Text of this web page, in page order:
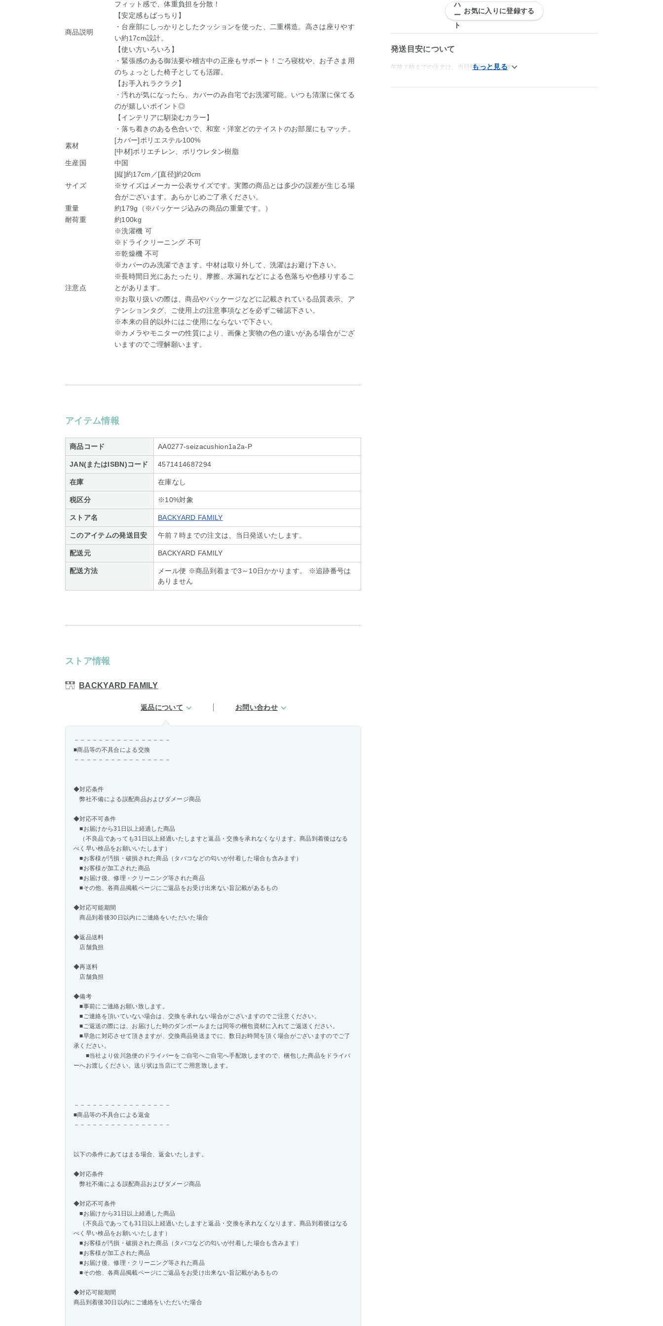
商品説明
フィット感で、体重負担を分散！
【安定感もばっちり】
・台座部にしっかりとしたクッションを使った、二重構造。高さは座りやす
い約17cm設計。
【使い方いろいろ】
・緊張感のある御法要や稽古中の正座もサポート！ごろ寝枕や、お子さま用
のちょっとした椅子としても活躍。
【お手入れラクラク】
・汚れが気になったら、カバーのみ自宅でお洗濯可能。いつも清潔に保てる
のが嬉しいポイント◎
【インテリアに馴染むカラー】
・落ち着きのある色合いで、和室・洋室どのテイストのお部屋にもマッチ。
素材
[カバー]ポリエステル100%
[中材]ポリエチレン、ポリウレタン樹脂
生産国
中国
サイズ
[縦]約17cm／[直径]約20cm
※サイズはメーカー公表サイズです。実際の商品とは多少の誤差が生じる場
合がございます。あらかじめご了承ください。
重量
約179g（※パッケージ込みの商品の重量です。）
耐荷重
約100kg
注意点
※洗濯機 可
※ドライクリーニング 不可
※乾燥機 不可
※カバーのみ洗濯できます。中材は取り外して、洗濯はお避け下さい。
※長時間日光にあたったり、摩擦、水漏れなどによる色落ちや色移りするこ
とがあります。
※お取り扱いの際は、商品やパッケージなどに記載されている品質表示、ア
テンションタグ、ご使用上の注意事項などを必ずご確認下さい。
※本来の目的以外にはご使用にならないで下さい。
※カメラやモニターの性質により、画像と実物の色の違いがある場合がござ
いますのでご理解願います。
アイテム情報
商品コード AA0277-seizacushion1a2a-P
JAN(またはISBN)コード 4571414687294
在庫 在庫なし
税区分 ※10%対象
ストア名 BACKYARD FAMILY
このアイテムの発送目安 午前７時までの注文は、当日発送いたします。
配送元 BACKYARD FAMILY
配送方法
メール便 ※商品到着まで3～10日かかります。 ※追跡番号は
ありません
ストア情報
BACKYARD FAMILY
返品について お問い合わせ
－－－－－－－－－－－－－－－－
■商品等の不具合による交換
－－－－－－－－－－－－－－－－
◆対応条件
弊社不備による誤配商品およびダメージ商品
◆対応不可条件
■お届けから31日以上経過した商品
（不良品であっても31日以上経過いたしますと返品・交換を承れなくなります。商品到着後はなる
べく早い検品をお願いいたします）
■お客様が汚損・破損された商品（タバコなどの匂いが付着した場合も含みます）
■お客様が加工された商品
■お届け後、修理・クリーニング等された商品
■その他、各商品掲載ページにご返品をお受け出来ない旨記載があるもの
◆対応可能期間
商品到着後30日以内にご連絡をいただいた場合
◆返品送料
店舗負担
◆再送料
店舗負担
◆備考
■事前にご連絡お願い致します。
■ご連絡を頂いていない場合は、交換を承れない場合がございますのでご注意ください。
■ご返送の際には、お届けした時のダンボールまたは同等の梱包資材に入れてご返送ください。
■早急に対応させて頂きますが、交換商品発送までに、数日お時間を頂く場合がございますのでご了
承ください。
■当社より佐川急便のドライバーをご自宅へご自宅へ手配致しますので、梱包した商品をドライバ
ーへお渡しください。送り状は当店にてご用意致します。
－－－－－－－－－－－－－－－－
■商品等の不具合による返金
－－－－－－－－－－－－－－－－
以下の条件にあてはまる場合、返金いたします。
◆対応条件
弊社不備による誤配商品およびダメージ商品
◆対応不可条件
■お届けから31日以上経過した商品
（不良品であっても31日以上経過いたしますと返品・交換を承れなくなります。商品到着後はなる
べく早い検品をお願いいたします）
■お客様が汚損・破損された商品（タバコなどの匂いが付着した場合も含みます）
■お客様が加工された商品
■お届け後、修理・クリーニング等された商品
■その他、各商品掲載ページにご返品をお受け出来ない旨記載があるもの
◆対応可能期間
商品到着後30日以内にご連絡をいただいた場合
お気に入りに登録する
発送目安について
午前７時までの注文は、当日発送いたします。